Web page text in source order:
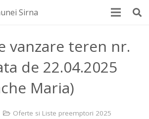
Sirna
vanzare teren nr.
de 22.04.2025
Maria)
Oferte si Liste preemptori 2025